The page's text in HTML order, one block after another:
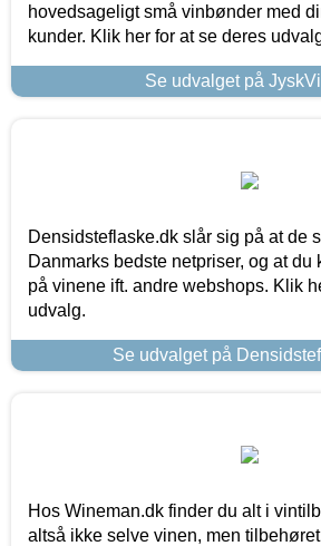
hovedsageligt små vinbønder med
kunder. Klik her for at se deres
Se udvalget på
Densidsteflaske.dk slår sig på at de
Danmarks bedste netpriser, og at du
på vinene ift. andre webshops. Klik
udvalg.
Se udvalget på
Hos Wineman.dk finder du alt i
altså ikke selve vinen, men